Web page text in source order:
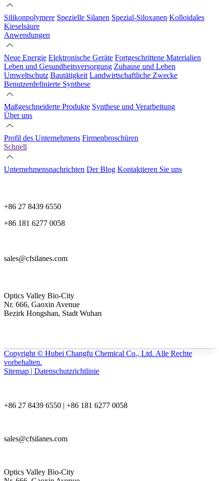
Silikonpolymere Spezielle Silanen Spezial-Siloxanen Kolloidales
Kieselsäure
Anwendungen
Neue Energie Elektronische Geräte Fortgeschrittene Materialien
Leben und Gesundheitsversorgung Zuhause und Leben
Umweltschutz Bautätigkeit Landwirtschaftliche Zwecke
Benutzerdefinierte Synthese
Maßgeschneiderte Produkte Synthese und Verarbeitung
Über uns
Profil des Unternehmens Firmenbroschüren
Schnell
Unternehmensnachrichten Der Blog Kontaktieren Sie uns
+86 27 8439 6550
+86 181 6277 0058
sales@cfsilanes.com
Optics Valley Bio-City
Nr. 666, Gaoxin Avenue
Bezirk Hongshan, Stadt Wuhan
Copyright © Hubei Changfu Chemical Co., Ltd. Alle Rechte
vorbehalten.
Sitemap | Datenschutzrichtlinie
+86 27 8439 6550 | +86 181 6277 0058
sales@cfsilanes.com
Optics Valley Bio-City